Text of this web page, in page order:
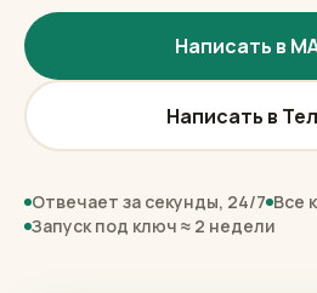
Написать в
Написать в
Отвечает за секунды, 24/7 Все
Запуск под ключ ≈ 2 недели